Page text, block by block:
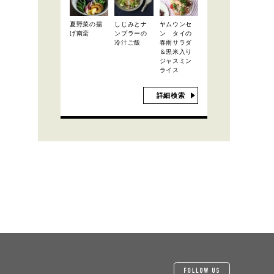
夏野菜の揚
げ南蛮
しじみとナ
ンプラーの
冷汁ご飯
ヤムウンセ
ン タイの
春雨サラダ
＆黒米入り
ジャスミン
ライス
詳細検索